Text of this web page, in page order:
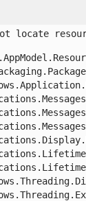
locate